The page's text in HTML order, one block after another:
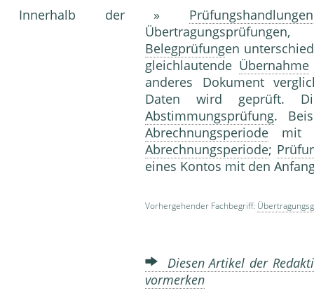
Innerhalb der » Prüfungshandlungen
Belegprüfungen
gleichlautende Übernahme
anderes Dokument
Daten wird geprüft.
Abstimmungsprüfung.
Abrechnungsperiode mit
Abrechnungsperiode;
eines Kontos mit den
Vorhergehender Fachbegriff:
Diesen Artikel der
vormerken